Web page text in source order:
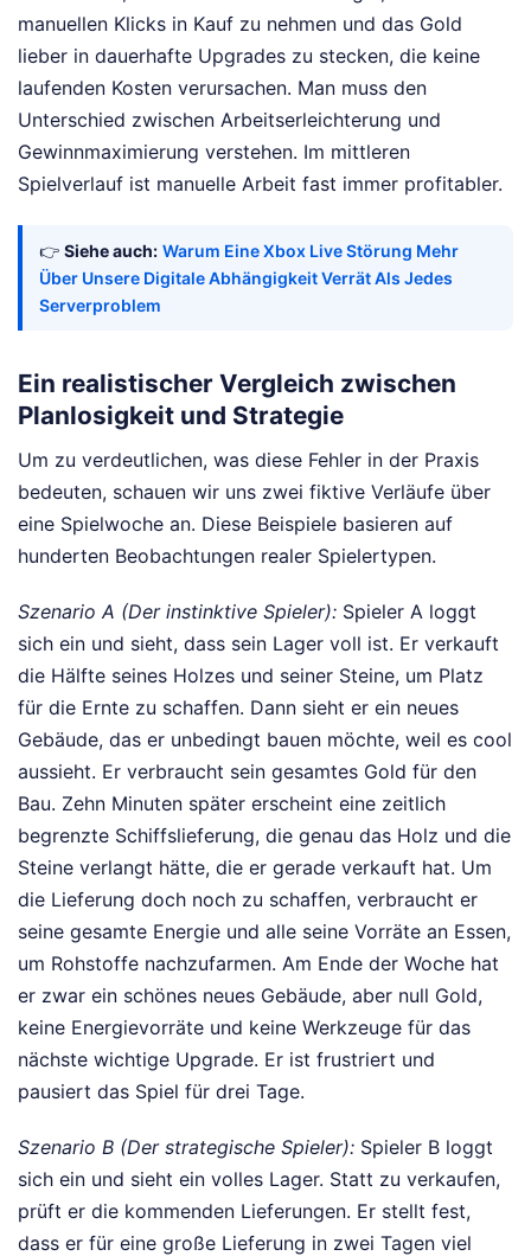
manuellen Klicks in Kauf zu nehmen und das Gold
lieber in dauerhafte Upgrades zu stecken, die keine
laufenden Kosten verursachen. Man muss den
Unterschied zwischen Arbeitserleichterung und
Gewinnmaximierung verstehen. Im mittleren
Spielverlauf ist manuelle Arbeit fast immer profitabler.
👉 Siehe auch: Warum Eine Xbox Live Störung Mehr
Über Unsere Digitale Abhängigkeit Verrät Als Jedes
Serverproblem
Ein realistischer Vergleich zwischen
Planlosigkeit und Strategie
Um zu verdeutlichen, was diese Fehler in der Praxis
bedeuten, schauen wir uns zwei fiktive Verläufe über
eine Spielwoche an. Diese Beispiele basieren auf
hunderten Beobachtungen realer Spielertypen.
Szenario A (Der instinktive Spieler): Spieler A loggt
sich ein und sieht, dass sein Lager voll ist. Er verkauft
die Hälfte seines Holzes und seiner Steine, um Platz
für die Ernte zu schaffen. Dann sieht er ein neues
Gebäude, das er unbedingt bauen möchte, weil es cool
aussieht. Er verbraucht sein gesamtes Gold für den
Bau. Zehn Minuten später erscheint eine zeitlich
begrenzte Schiffslieferung, die genau das Holz und die
Steine verlangt hätte, die er gerade verkauft hat. Um
die Lieferung doch noch zu schaffen, verbraucht er
seine gesamte Energie und alle seine Vorräte an Essen,
um Rohstoffe nachzufarmen. Am Ende der Woche hat
er zwar ein schönes neues Gebäude, aber null Gold,
keine Energievorräte und keine Werkzeuge für das
nächste wichtige Upgrade. Er ist frustriert und
pausiert das Spiel für drei Tage.
Szenario B (Der strategische Spieler): Spieler B loggt
sich ein und sieht ein volles Lager. Statt zu verkaufen,
prüft er die kommenden Lieferungen. Er stellt fest,
dass er für eine große Lieferung in zwei Tagen viel